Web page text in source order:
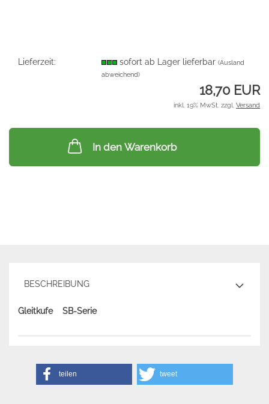
Lieferzeit: sofort ab Lager lieferbar(Ausland
abweichend)
18,70 EUR
inkl. 19% MwSt. zzgl. Versand
In den Warenkorb
BESCHREIBUNG
Gleitkufe SB-Serie
teilen tweet